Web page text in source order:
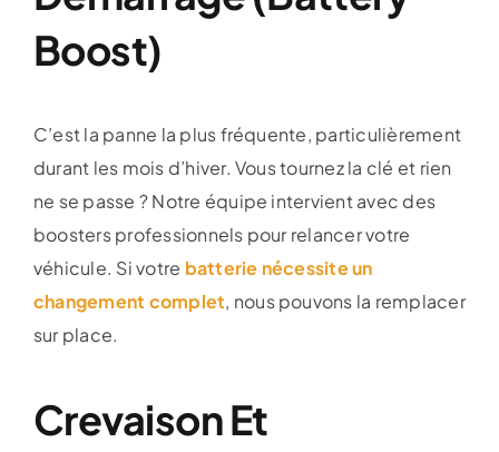
Boost)
C’est la panne la plus fréquente, particulièrement
durant les mois d’hiver. Vous tournez la clé et rien
ne se passe ? Notre équipe intervient avec des
boosters professionnels pour relancer votre
véhicule. Si votre batterie nécessite un
changement complet, nous pouvons la remplacer
sur place.
Crevaison Et